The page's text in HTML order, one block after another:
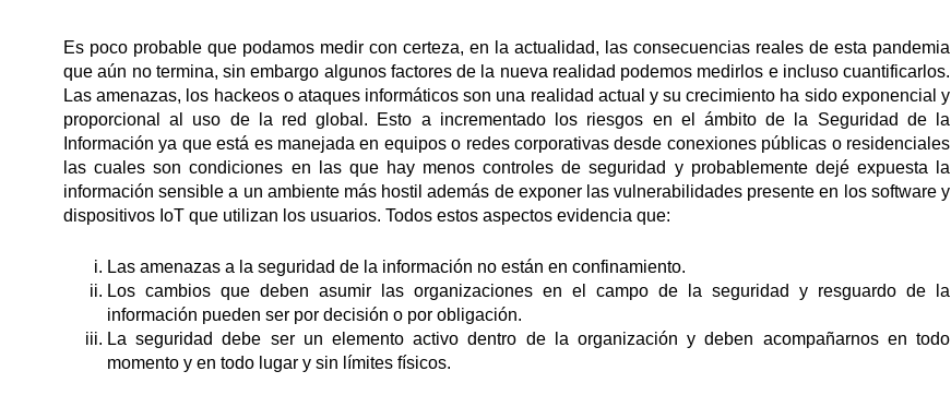
Es poco probable que podamos medir con certeza, en la actualidad, las consecuencias reales de esta pandemia
que aún no termina, sin embargo algunos factores de la nueva realidad podemos medirlos e incluso cuantificarlos.
Las amenazas, los hackeos o ataques informáticos son una realidad actual y su crecimiento ha sido exponencial y
proporcional al uso de la red global. Esto a incrementado los riesgos en el ámbito de la Seguridad de la
Información ya que está es manejada en equipos o redes corporativas desde conexiones públicas o residenciales
las cuales son condiciones en las que hay menos controles de seguridad y probablemente dejé expuesta la
información sensible a un ambiente más hostil además de exponer las vulnerabilidades presente en los software y
dispositivos IoT que utilizan los usuarios. Todos estos aspectos evidencia que:
Las amenazas a la seguridad de la información no están en confinamiento.
Los cambios que deben asumir las organizaciones en el campo de la seguridad y resguardo de la
información pueden ser por decisión o por obligación.
La seguridad debe ser un elemento activo dentro de la organización y deben acompañarnos en todo
momento y en todo lugar y sin límites físicos.